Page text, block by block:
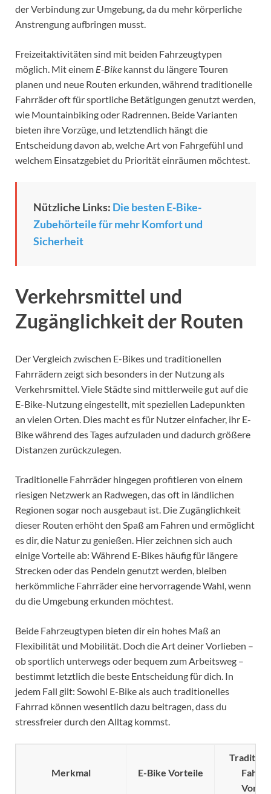
der Verbindung zur Umgebung, da du mehr körperliche
Anstrengung aufbringen musst.
Freizeitaktivitäten sind mit beiden Fahrzeugtypen
möglich. Mit einem E-Bike kannst du längere Touren
planen und neue Routen erkunden, während traditionelle
Fahrräder oft für sportliche Betätigungen genutzt werden,
wie Mountainbiking oder Radrennen. Beide Varianten
bieten ihre Vorzüge, und letztendlich hängt die
Entscheidung davon ab, welche Art von Fahrgefühl und
welchem Einsatzgebiet du Priorität einräumen möchtest.
Nützliche Links: Die besten E-Bike-
Zubehörteile für mehr Komfort und
Sicherheit
Verkehrsmittel und
Zugänglichkeit der Routen
Der Vergleich zwischen E-Bikes und traditionellen
Fahrrädern zeigt sich besonders in der Nutzung als
Verkehrsmittel. Viele Städte sind mittlerweile gut auf die
E-Bike-Nutzung eingestellt, mit speziellen Ladepunkten
an vielen Orten. Dies macht es für Nutzer einfacher, ihr E-
Bike während des Tages aufzuladen und dadurch größere
Distanzen zurückzulegen.
Traditionelle Fahrräder hingegen profitieren von einem
riesigen Netzwerk an Radwegen, das oft in ländlichen
Regionen sogar noch ausgebaut ist. Die Zugänglichkeit
dieser Routen erhöht den Spaß am Fahren und ermöglicht
es dir, die Natur zu genießen. Hier zeichnen sich auch
einige Vorteile ab: Während E-Bikes häufig für längere
Strecken oder das Pendeln genutzt werden, bleiben
herkömmliche Fahrräder eine hervorragende Wahl, wenn
du die Umgebung erkunden möchtest.
Beide Fahrzeugtypen bieten dir ein hohes Maß an
Flexibilität und Mobilität. Doch die Art deiner Vorlieben –
ob sportlich unterwegs oder bequem zum Arbeitsweg –
bestimmt letztlich die beste Entscheidung für dich. In
jedem Fall gilt: Sowohl E-Bike als auch traditionelles
Fahrrad können wesentlich dazu beitragen, dass du
stressfreier durch den Alltag kommst.
Merkmal E-Bike Vorteile